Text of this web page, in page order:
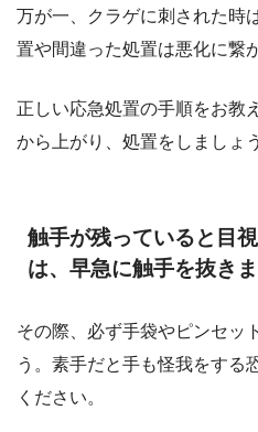
万が一、クラゲに刺された時
置や間違った処置は悪化に繋
正しい応急処置の手順をお教
から上がり、処置をしましょ
触手が残っていると目
は、早急に触手を抜き
その際、必ず手袋やピンセッ
う。素手だと手も怪我をする
ください。